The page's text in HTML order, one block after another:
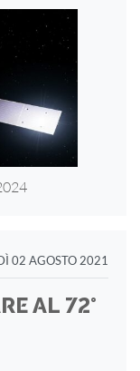
02 AGOSTO 2021
AL 72°